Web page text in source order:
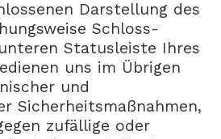
Darstellung des
Schloss-
Statusleiste Ihres
uns im Übrigen
und
Sicherheitsmaßnahmen,
zufällige oder